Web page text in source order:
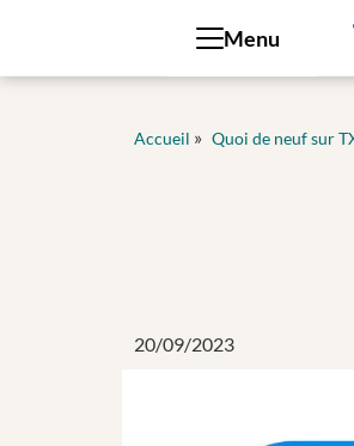
Menu
Accueil » Quoi de neuf sur
20/09/2023